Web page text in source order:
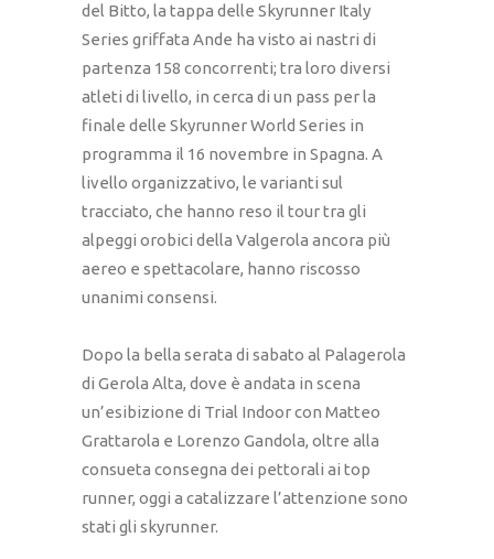
del Bitto, la tappa delle Skyrunner Italy
Series griffata Ande ha visto ai nastri di
partenza 158 concorrenti; tra loro diversi
atleti di livello, in cerca di un pass per la
finale delle Skyrunner World Series in
programma il 16 novembre in Spagna. A
livello organizzativo, le varianti sul
tracciato, che hanno reso il tour tra gli
alpeggi orobici della Valgerola ancora più
aereo e spettacolare, hanno riscosso
unanimi consensi.
Dopo la bella serata di sabato al Palagerola
di Gerola Alta, dove è andata in scena
un’esibizione di Trial Indoor con Matteo
Grattarola e Lorenzo Gandola, oltre alla
consueta consegna dei pettorali ai top
runner, oggi a catalizzare l’attenzione sono
stati gli skyrunner.